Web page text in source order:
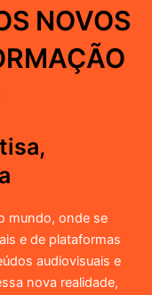
NOVOS
mundo, onde se
e de plataformas
audiovisuais e
nova realidade,